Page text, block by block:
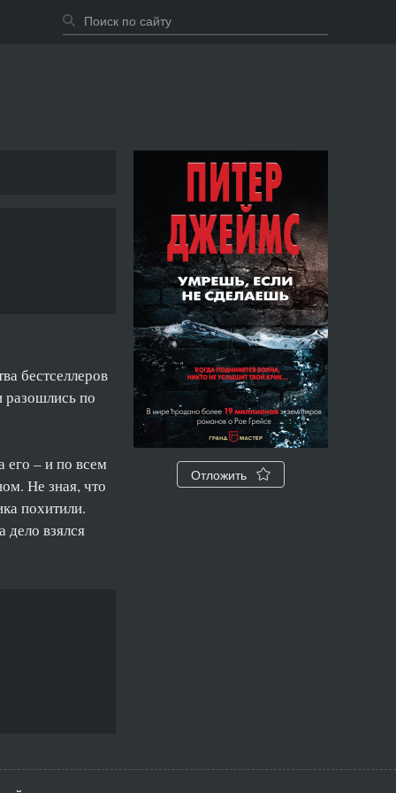
Отложить
бестселлеров
разошлись по
его – и по всем
Не зная, что
похитили.
дело взялся